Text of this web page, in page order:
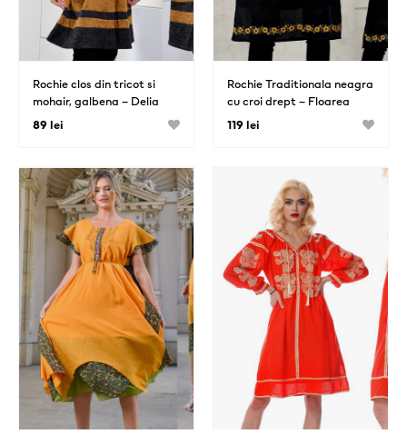
Rochie clos din tricot si
mohair, galbena – Delia
89 lei
Rochie Traditionala neagra
cu croi drept – Floarea
Soarelui
119 lei